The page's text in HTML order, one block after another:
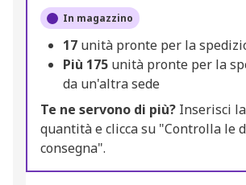
In magazzino
17 unità pronte per la
Più 175 unità pronte per la
da un'altra sede
Te ne servono di più? Inserisci
quantità e clicca su "Controlla le
consegna".